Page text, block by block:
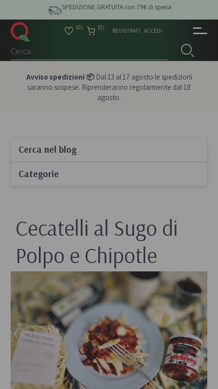
SPEDIZIONE GRATUITA con 79€ di spesa
(0) (0) REGISTRATI ACCEDI
Avviso spedizioni 📦Dal 13 al 17 agosto le spedizioni
saranno sospese. Riprenderanno regolarmente dal 18
agosto.
Cerca nel blog
Categorie
Cecatelli al Sugo di
Polpo e Chipotle